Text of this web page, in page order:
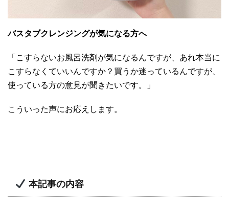
バスタブクレンジングが気になる方へ
「こすらないお風呂洗剤が気になるんですが、あれ本当に
こすらなくていいんですか？買うか迷っているんですが、
使っている方の意見が聞きたいです。」
こういった声にお応えします。
本記事の内容